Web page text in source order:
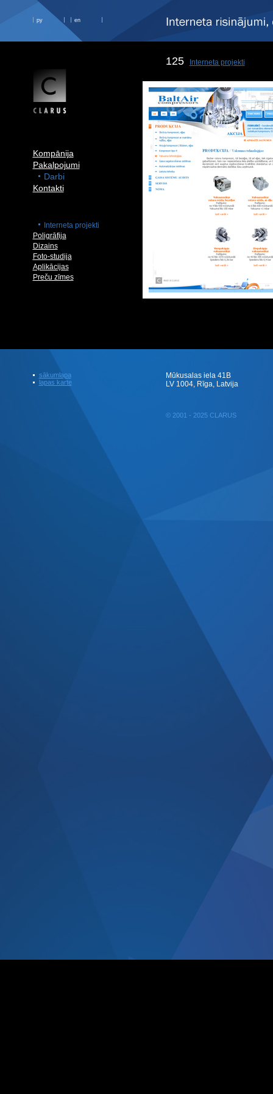
ру en
Kompānija
Pakalpojumi
Darbi
Kontakti
Interneta projekti
Poligrāfija
Dizains
Foto-studija
Aplikācijas
Preču zīmes
125 Interneta projekti
sākumlapa
lapas karte
Mūkusalas iela 41B
LV 1004, Rīga, Latvija
© 2001 - 2025 CLARUS